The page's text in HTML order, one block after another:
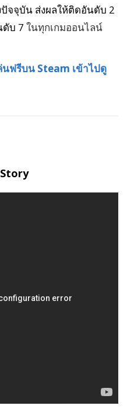
จจุบัน ส่งผลให้ติดอันดับ 2
ดับ 7 ในทุกเกมออนไลน์
นฟรีบน Steam เข้าไปดู